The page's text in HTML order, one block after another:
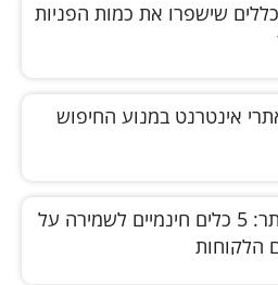
שישפרו את כמות הפניות
אינטרנט במנוע החיפוש
צ'ט באתר: 5 כלים חינמיים לשמירה על
הלקוחות